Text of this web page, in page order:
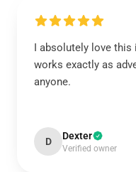
I absolutely love this
works exactly as
anyone.
D Dexter
Verified owner